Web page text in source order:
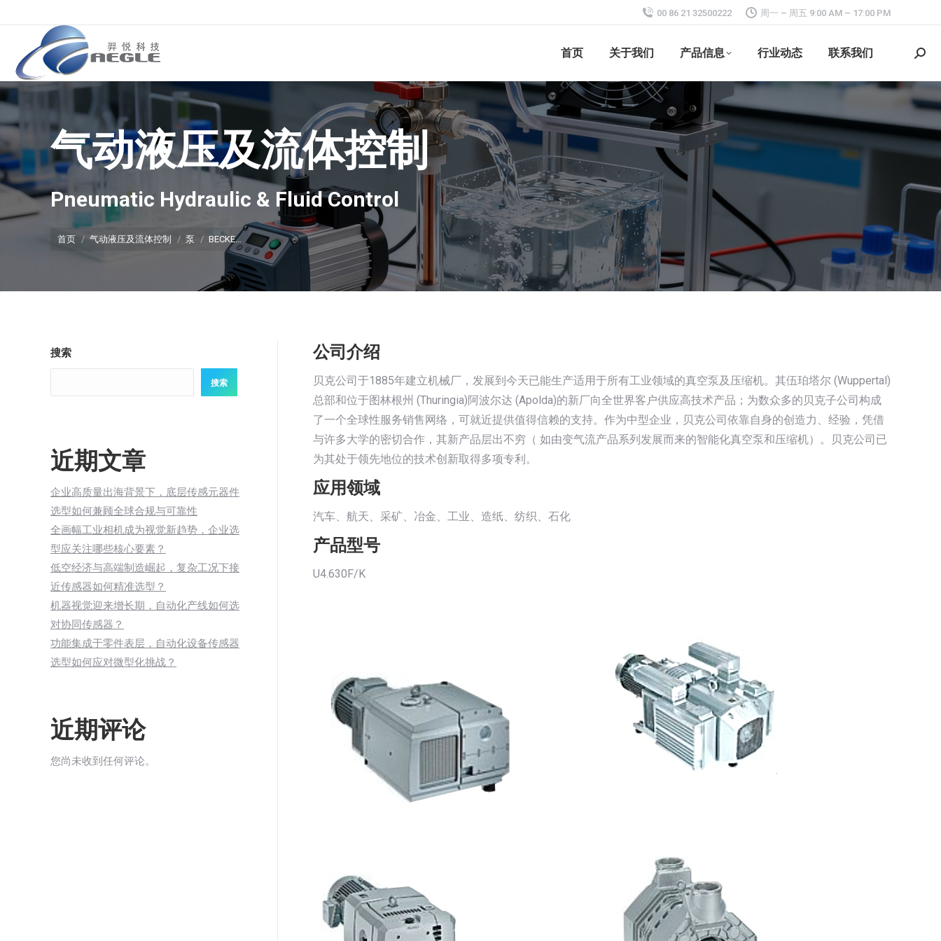
00 86 21 32500222 周一 – 周五 9:00 AM – 17:00 PM
首页 关于我们 产品信息 行业动态 联系我们
搜
气动液压及流体控制
Pneumatic Hydraulic & Fluid Control
你在这里：
首页 气动液压及流体控制 泵 BECKE…
公司介绍
贝克公司于1885年建立机械厂，发展到今天已能生产适用于所有工业领域的真空泵及压缩机。其伍珀塔尔 (Wuppertal)
总部和位于图林根州 (Thuringia)阿波尔达 (Apolda)的新厂向全世界客户供应高技术产品；为数众多的贝克子公司构成
了一个全球性服务销售网络，可就近提供值得信赖的支持。作为中型企业，贝克公司依靠自身的创造力、经验，凭借
与许多大学的密切合作，其新产品层出不穷（ 如由变气流产品系列发展而来的智能化真空泵和压缩机）。贝克公司已
为其处于领先地位的技术创新取得多项专利。
应用领域
汽车、航天、采矿、冶金、工业、造纸、纺织、石化
产品型号
U4.630F/K
搜索
搜索
近期文章
企业高质量出海背景下，底层传感元器件
选型如何兼顾全球合规与可靠性
全画幅工业相机成为视觉新趋势，企业选
型应关注哪些核心要素？
低空经济与高端制造崛起，复杂工况下接
近传感器如何精准选型？
机器视觉迎来增长期，自动化产线如何选
对协同传感器？
功能集成于零件表层，自动化设备传感器
选型如何应对微型化挑战？
近期评论
您尚未收到任何评论。